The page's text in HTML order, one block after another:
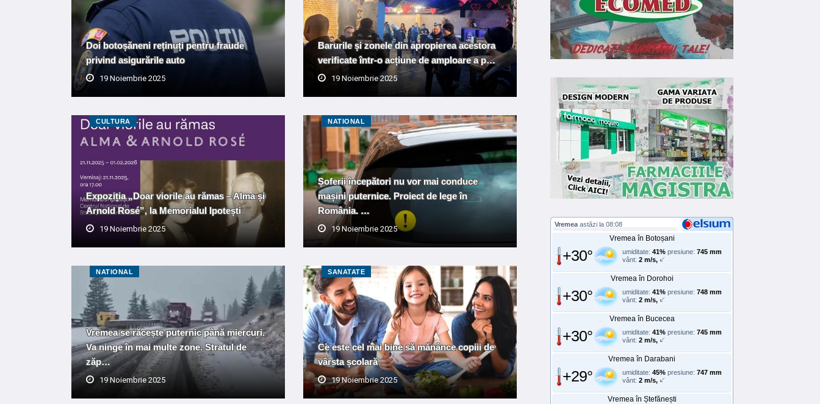
Doi botoșăneni reținuți pentru fraude
privind asigurările auto
19 Noiembrie 2025
Barurile și zonele din apropierea acestora
verificate într-o acțiune de amploare a p…
19 Noiembrie 2025
CULTURA
Expoziția „Doar viorile au rămas – Alma și
Arnold Rosé”, la Memorialul Ipotești
19 Noiembrie 2025
NATIONAL
Șoferii începători nu vor mai conduce
mașini puternice. Proiect de lege în
România. …
19 Noiembrie 2025
NATIONAL
Vremea se răcește puternic până miercuri.
Va ninge în mai multe zone. Stratul de
zăp…
19 Noiembrie 2025
SANATATE
Ce este cel mai bine să mănânce copiii de
vârsta școlară
19 Noiembrie 2025
Vremea astăzi la 08:08
Vremea în Botoșani
+30° umiditate: 41% presiune: 745 mm
vânt: 2 m/s,
Vremea în Dorohoi
+30° umiditate: 41% presiune: 748 mm
vânt: 2 m/s,
Vremea în Bucecea
+30° umiditate: 41% presiune: 745 mm
vânt: 2 m/s,
Vremea în Darabani
+29° umiditate: 45% presiune: 747 mm
vânt: 2 m/s,
Vremea în Ștefănești